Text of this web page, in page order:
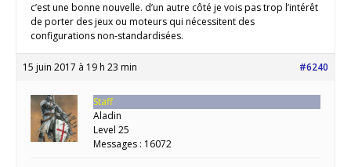
c’est une bonne nouvelle. d’un autre côté je vois pas trop l’intérêt
de porter des jeux ou moteurs qui nécessitent des
configurations non-standardisées.
15 juin 2017 à 19 h 23 min #6240
Staff
Aladin
Level 25
Messages : 16072